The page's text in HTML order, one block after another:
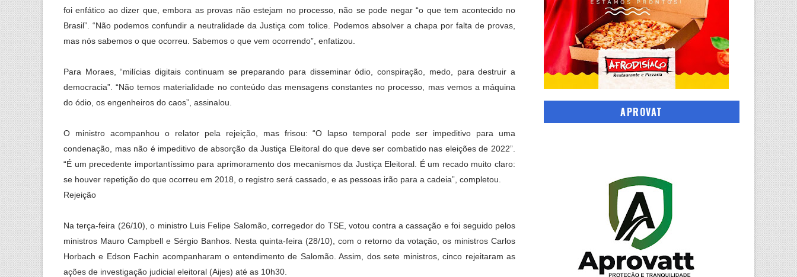
foi enfático ao dizer que, embora as provas não estejam no processo, não se pode negar “o que tem acontecido no
Brasil”. “Não podemos confundir a neutralidade da Justiça com tolice. Podemos absolver a chapa por falta de provas,
mas nós sabemos o que ocorreu. Sabemos o que vem ocorrendo”, enfatizou.
Para Moraes, “milícias digitais continuam se preparando para disseminar ódio, conspiração, medo, para destruir a
democracia”. “Não temos materialidade no conteúdo das mensagens constantes no processo, mas vemos a máquina
do ódio, os engenheiros do caos”, assinalou.
O ministro acompanhou o relator pela rejeição, mas frisou: “O lapso temporal pode ser impeditivo para uma
condenação, mas não é impeditivo de absorção da Justiça Eleitoral do que deve ser combatido nas eleições de 2022”.
“É um precedente importantíssimo para aprimoramento dos mecanismos da Justiça Eleitoral. É um recado muito claro:
se houver repetição do que ocorreu em 2018, o registro será cassado, e as pessoas irão para a cadeia”, completou.
Rejeição
Na terça-feira (26/10), o ministro Luis Felipe Salomão, corregedor do TSE, votou contra a cassação e foi seguido pelos
ministros Mauro Campbell e Sérgio Banhos. Nesta quinta-feira (28/10), com o retorno da votação, os ministros Carlos
Horbach e Edson Fachin acompanharam o entendimento de Salomão. Assim, dos sete ministros, cinco rejeitaram as
ações de investigação judicial eleitoral (Aijes) até as 10h30.
APROVAT